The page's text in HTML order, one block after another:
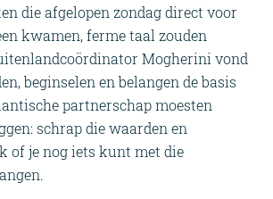
die afgelopen zondag direct voor
kwamen, ferme taal zouden
Mogherini vond
beginselen en belangen de basis
partnerschap moesten
schrap die waarden en
of je nog iets kunt met die